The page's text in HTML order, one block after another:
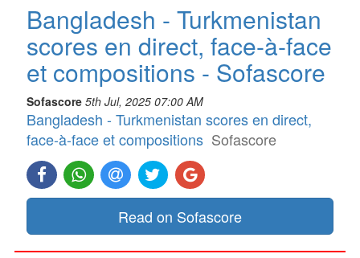
Bangladesh - Turkmenistan
scores en direct, face-à-face
et compositions - Sofascore
Sofascore 5th Jul, 2025 07:00 AM
Bangladesh - Turkmenistan scores en direct,
face-à-face et compositions Sofascore
Read on Sofascore